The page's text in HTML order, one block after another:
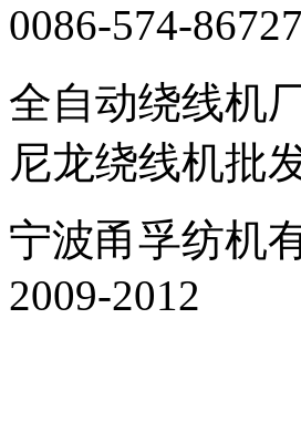
0086-574-
全自动绕线机
尼龙绕线机批
宁波甬孚纺机
2009-2012